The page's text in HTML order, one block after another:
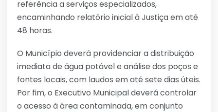
referência a serviços especializados,
encaminhando relatório inicial à Justiça em até
48 horas.
O Município deverá providenciar a distribuição
imediata de água potável e análise dos poços e
fontes locais, com laudos em até sete dias úteis.
Por fim, o Executivo Municipal deverá controlar
o acesso à área contaminada, em conjunto